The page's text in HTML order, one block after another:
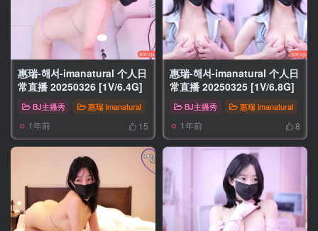
惠瑞-해서-imanatural 个人日
常直播 20250326 [1V/6.4G]
BJ主播秀 惠瑞 imanatural
1年前 15
惠瑞-해서-imanatural 个人日
常直播 20250325 [1V/6.8G]
BJ主播秀 惠瑞 imanatural
1年前 8